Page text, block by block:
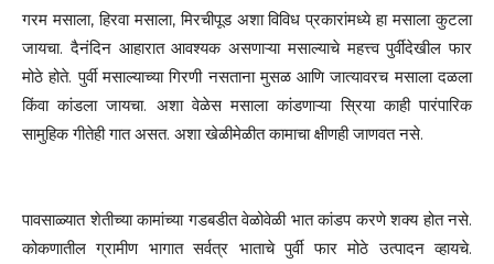
गरम मसाला, हिरवा मसाला, मिरचीपूड अशा विविध प्रकारांमध्ये हा मसाला कुटला
जायचा. दैनंदिन आहारात आवश्यक असणाऱ्या मसाल्याचे महत्त्व पुर्वीदेखील फार
मोठे होते. पुर्वी मसाल्याच्या गिरणी नसताना मुसळ आणि जात्यावरच मसाला दळला
किंवा कांडला जायचा. अशा वेळेस मसाला कांडणाऱ्या स्रिया काही पारंपारिक
सामुहिक गीतेही गात असत. अशा खेळीमेळीत कामाचा क्षीणही जाणवत नसे.
पावसाळ्यात शेतीच्या कामांच्या गडबडीत वेळोवेळी भात कांडप करणे शक्य होत नसे.
कोकणातील ग्रामीण भागात सर्वत्र भाताचे पुर्वी फार मोठे उत्पादन व्हायचे.